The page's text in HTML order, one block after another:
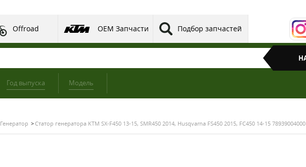
Offroad OEM Запчасти Подбор запчастей
Год выпуска Модель
Генератор Статор генератора KTM SX-F450 13-15, SMR450 2014, Husqvarna FS450 2015, FC450 14-15 78939004000